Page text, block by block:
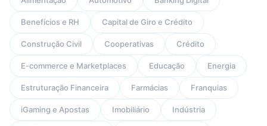
Benefícios e RH Capital de Giro e Crédito
Construção Civil Cooperativas Crédito
E-commerce e Marketplaces Educação Energia
Estruturação Financeira Farmácias Franquias
iGaming e Apostas Imobiliário Indústria